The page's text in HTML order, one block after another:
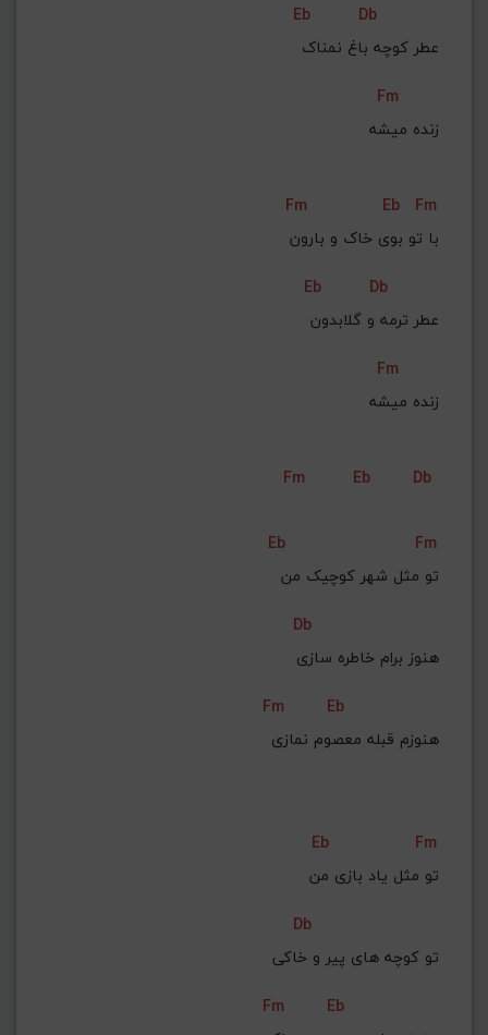
Eb
Db
عطر کوچه باغ نمناک
Fm
زنده میشه
Fm Eb Fm
با تو بوی خاک و بارون
Eb
Db
عطر ترمه و گلابدون
Fm
زنده میشه
Fm Eb Db
Eb
Fm
تو مثل شهر کوچیک من
Db
هنوز برام خاطره سازی
Fm
Eb
هنوزم قبله معصوم نمازی
Eb
Fm
تو مثل یاد بازی من
Db
تو کوچه های پیر و خاکی
Fm
Eb